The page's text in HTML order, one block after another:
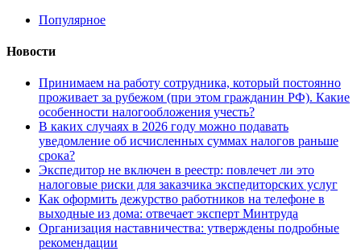
Популярное
Новости
Принимаем на работу сотрудника, который постоянно
проживает за рубежом (при этом гражданин РФ). Какие
особенности налогообложения учесть?
В каких случаях в 2026 году можно подавать
уведомление об исчисленных суммах налогов раньше
срока?
Экспедитор не включен в реестр: повлечет ли это
налоговые риски для заказчика экспедиторских услуг
Как оформить дежурство работников на телефоне в
выходные из дома: отвечает эксперт Минтруда
Организация наставничества: утверждены подробные
рекомендации